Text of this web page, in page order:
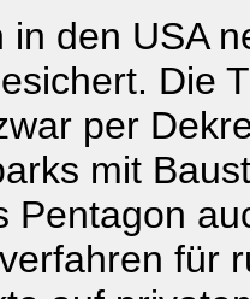
in den USA
Die
per
mit
Pentagon
für